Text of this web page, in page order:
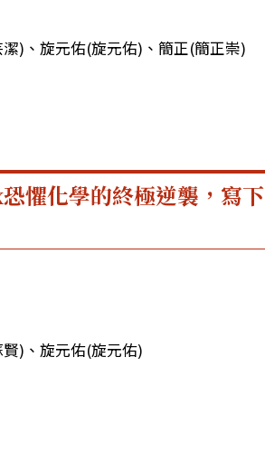
) 、 旋元佑(旋元佑) 、 簡正(簡正崇)
懼化學的終極逆襲，寫下
) 、 旋元佑(旋元佑)